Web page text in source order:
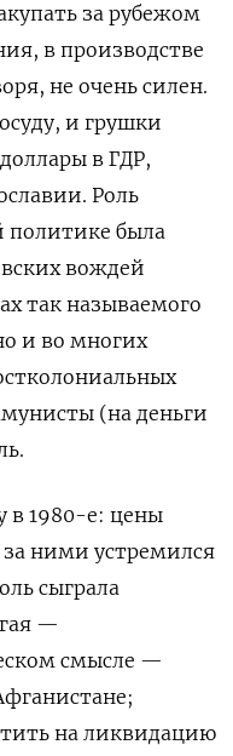
за рубежом
в производстве
не очень силен.
и грушки
в ГДР,
Роль
политике была
вождей
так называемого
и во многих
(на деньги
в 1980-е: цены
ними устремился
сыграла
—
смысле —
на ликвидацию